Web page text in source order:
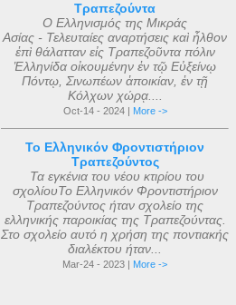
Τραπεζούντα
Ο Ελληνισμός της Μικράς
Ασίας - Τελευταίες αναρτήσεις καὶ ἦλθον
ἐπὶ θάλατταν εἰς Τραπεζοῦντα πόλιν
Ἑλληνίδα οἰκουμένην ἐν τῷ Εὐξείνῳ
Πόντῳ, Σινωπέων ἀποικίαν, ἐν τῇ
Κόλχων χώρᾳ....
Oct-14 - 2024 | More ->
Το Ελληνικόν Φροντιστήριον
Τραπεζούντος
Τα εγκένια του νέου κτιρίου του
σχολίουΤο Ελληνικόν Φροντιστήριον
Τραπεζούντος ήταν σχολείο της
ελληνικής παροικίας της Τραπεζούντας.
Στο σχολείο αυτό η χρήση της ποντιακής
διαλέκτου ήταν...
Mar-24 - 2023 | More ->